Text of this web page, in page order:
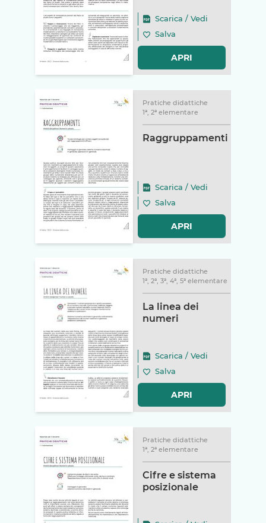
Scarica / Vedi
Salva
APRI
Pratiche didattiche
1ª, 2ª elementare
Raggruppamenti
Scarica / Vedi
Salva
APRI
Pratiche didattiche
1ª, 2ª, 3ª, 4ª, 5ª elementare
La linea dei
numeri
Scarica / Vedi
Salva
APRI
Pratiche didattiche
1ª, 2ª elementare
Cifre e sistema
posizionale